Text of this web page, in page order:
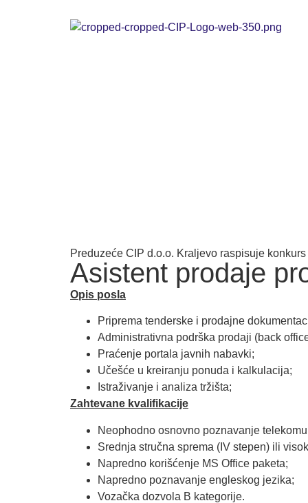
Preduzeće CIP d.o.o. Kraljevo raspisuje
Asistent prodaje
Opis posla
Priprema tenderske i prodajne
Administrativna podrška prodaji (back
Praćenje portala javnih nabavki;
Učešće u kreiranju ponuda i kalkulacija;
Istraživanje i analiza tržišta;
Zahtevane kvalifikacije
Neophodno osnovno poznavanje
Srednja stručna sprema (IV stepen) ili
Napredno korišćenje MS Office paketa;
Napredno poznavanje engleskog jezika;
Vozačka dozvola B kategorije.